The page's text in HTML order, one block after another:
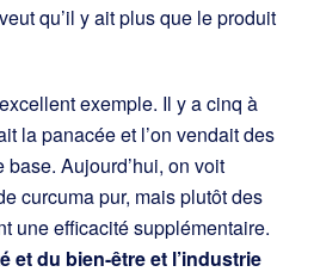
qu’il y ait plus que le produit
exemple. Il y a cinq à
la panacée et l’on vendait des
Aujourd’hui, on voit
curcuma pur, mais plutôt des
une efficacité supplémentaire.
et du bien-être et l’industrie